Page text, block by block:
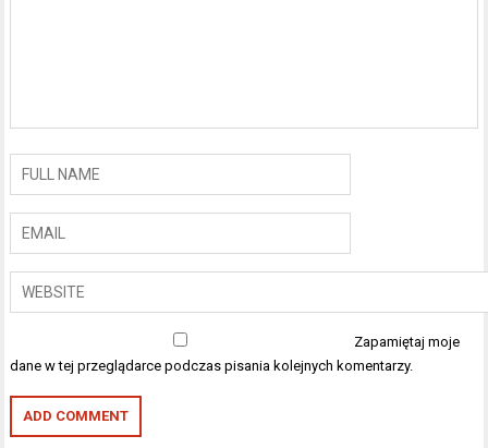
Zapamiętaj moje
dane w tej przeglądarce podczas pisania kolejnych komentarzy.